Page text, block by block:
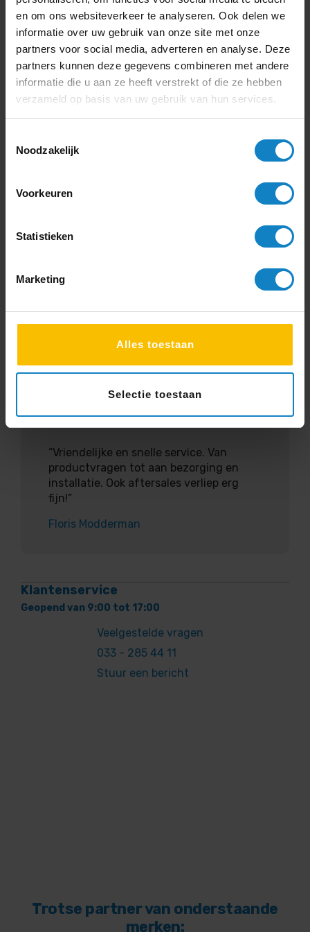
en om ons websiteverkeer te analyseren. Ook delen we
informatie over uw gebruik van onze site met onze
partners voor social media, adverteren en analyse. Deze
partners kunnen deze gegevens combineren met andere
informatie die u aan ze heeft verstrekt of die ze hebben
verzameld op basis van uw gebruik van hun services.
Noodzakelijk
Voorkeuren
Statistieken
Marketing
Alles toestaan
Selectie toestaan
Rik Plattel
4
Kwaliteit
“Goede producten, netjes afgeleverd.”
Vriendelijk
“Vriendelijke en snelle service. Van
productvragen tot aan bezorging en
installatie. Ook aftersales verliep erg
fijn!”
Floris Modderman
Klantenservice
Geopend van 9:00 tot 17:00
Veelgestelde vragen
033 - 285 44 11
Stuur een bericht
Trotse partner van onderstaande
merken: